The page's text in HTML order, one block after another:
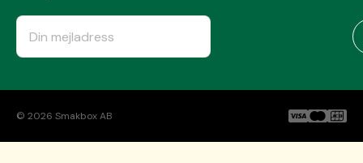
© 2026 Smakbox AB